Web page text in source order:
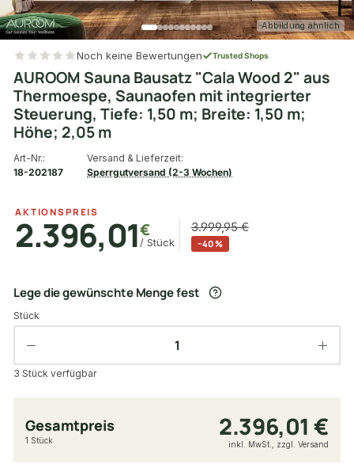
Abbildung ähnlich
Noch keine Bewertungen Trusted Shops
AUROOM Sauna Bausatz "Cala Wood 2" aus
Thermoespe, Saunaofen mit integrierter
Steuerung, Tiefe: 1,50 m; Breite: 1,50 m;
Höhe; 2,05 m
Art-Nr.:
18-202187
Versand & Lieferzeit:
Sperrgutversand (2-3 Wochen)
AKTIONSPREIS
2.396,01€
/ Stück
3.999,95 €
−40 %
Lege die gewünschte Menge fest
Stück
3 Stück verfügbar
Gesamtpreis 2.396,01 €
1 Stück inkl. MwSt., zzgl. Versand